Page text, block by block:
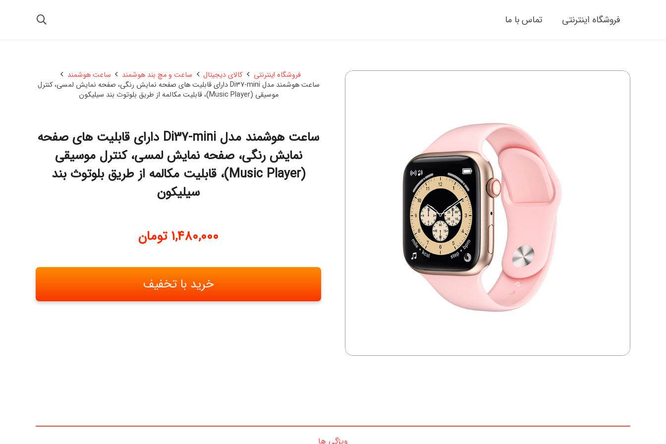
فروشگاه اینترنتی تماس با ما
فروشگاه اینترنتی کالای دیجیتال ساعت و مچ بند هوشمند
ساعت هوشمند
ساعت هوشمند مدل Di37-mini دارای قابلیت های صفحه نمایش رنگی، صفحه نمایش لمسی، کنترل
موسیقی (Music Player)، قابلیت مکالمه از طریق بلوتوث بند سیلیکون
ساعت هوشمند مدل Di37-mini دارای قابلیت های صفحه
نمایش رنگی، صفحه نمایش لمسی، کنترل موسیقی
(Music Player)، قابلیت مکالمه از طریق بلوتوث بند
سیلیکون
1,480,000 تومان
خرید با تخفیف
ویژگی ها